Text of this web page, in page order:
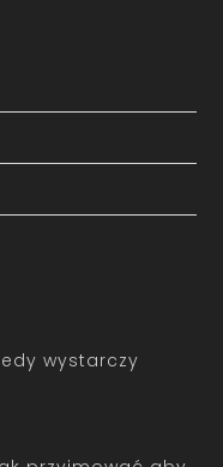
wystarczy